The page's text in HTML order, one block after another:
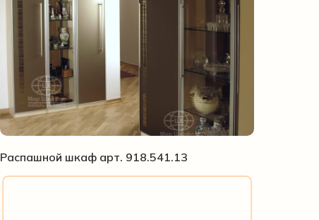
Распашной шкаф арт. 918.541.13